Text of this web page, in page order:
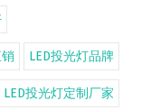
LED投光灯品牌
LED投光灯定制厂家